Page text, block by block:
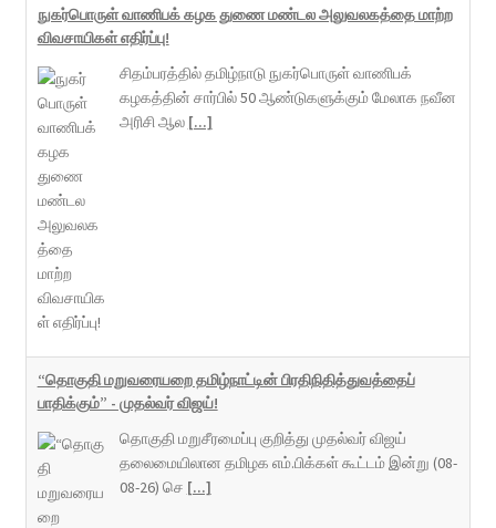
நுகர்பொருள் வாணிபக் கழக துணை மண்டல அலுவலகத்தை மாற்ற
விவசாயிகள் எதிர்ப்பு!
சிதம்பரத்தில் தமிழ்நாடு நுகர்பொருள் வாணிபக்
கழகத்தின் சார்பில் 50 ஆண்டுகளுக்கும் மேலாக நவீன
அரிசி ஆல [...]
“தொகுதி மறுவரையறை தமிழ்நாட்டின் பிரதிநிதித்துவத்தைப்
பாதிக்கும்” - முதல்வர் விஜய்!
தொகுதி மறுசீரமைப்பு குறித்து முதல்வர் விஜய்
தலைமையிலான தமிழக எம்.பிக்கள் கூட்டம் இன்று (08-
08-26) செ [...]